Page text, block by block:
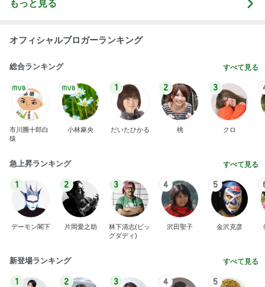
もっと見る
オフィシャルブロガーランキング
総合ランキング すべて見る
市川團十郎白
猿
小林麻央
1
だいたひかる
2
桃
3
クロ
急上昇ランキング すべて見る
1
デーモン閣下
2
片岡愛之助
3
林下清志(ビッ
グダディ)
4
沢田聖子
5
金沢克彦
新登場ランキング すべて見る
1 2 3 4 5